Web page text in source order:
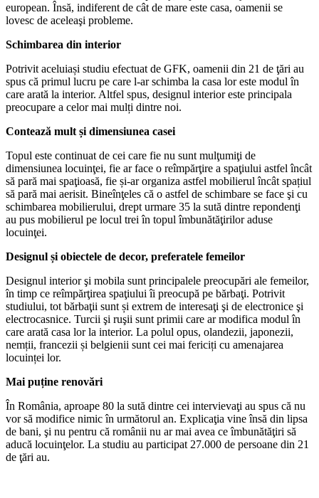
european. Însă, indiferent de cât de mare este casa, oamenii se
lovesc de aceleaşi probleme.
Schimbarea din interior
Potrivit aceluiași studiu efectuat de GFK, oamenii din 21 de ţări au
spus că primul lucru pe care l-ar schimba la casa lor este modul în
care arată la interior. Altfel spus, designul interior este principala
preocupare a celor mai mulți dintre noi.
Contează mult și dimensiunea casei
Topul este continuat de cei care fie nu sunt mulţumiţi de
dimensiunea locuinţei, fie ar face o reîmpărţire a spaţiului astfel încât
să pară mai spaţioasă, fie și-ar organiza astfel mobilierul încât spațiul
să pară mai aerisit. Bineînţeles că o astfel de schimbare se face şi cu
schimbarea mobilierului, drept urmare 35 la sută dintre repondenţi
au pus mobilierul pe locul trei în topul îmbunătăţirilor aduse
locuinţei.
Designul și obiectele de decor, preferatele femeilor
Designul interior şi mobila sunt principalele preocupări ale femeilor,
în timp ce reîmpărţirea spaţiului îi preocupă pe bărbaţi. Potrivit
studiului, tot bărbaţii sunt și extrem de interesaţi şi de electronice şi
electrocasnice. Turcii şi ruşii sunt primii care ar modifica modul în
care arată casa lor la interior. La polul opus, olandezii, japonezii,
nemții, francezii și belgienii sunt cei mai fericiți cu amenajarea
locuinței lor.
Mai puține renovări
În România, aproape 80 la sută dintre cei intervievaţi au spus că nu
vor să modifice nimic în următorul an. Explicaţia vine însă din lipsa
de bani, şi nu pentru că românii nu ar mai avea ce îmbunătăţiri să
aducă locuinţelor. La studiu au participat 27.000 de persoane din 21
de ţări au.